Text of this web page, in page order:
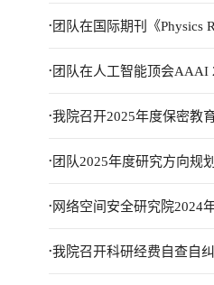
. 团队在国际期刊《Physics
. 团队在人工智能顶会AAAI
.我院召开2025年度保密教
. 团队2025年度研究方向规
. 网络空间安全研究院2024
.我院召开科研经费自查自